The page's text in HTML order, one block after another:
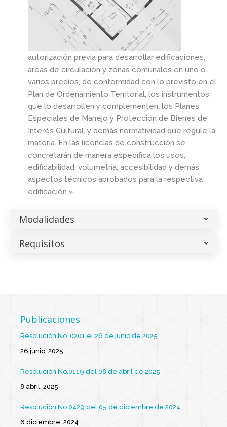
autorización previa para desarrollar edificaciones,
áreas de circulación y zonas comunales en uno o
varios predios, de conformidad con lo previsto en el
Plan de Ordenamiento Territorial, los instrumentos
que lo desarrollen y complementen, los Planes
Especiales de Manejo y Protección de Bienes de
Interés Cultural, y demás normatividad que regule la
materia. En las licencias de construcción se
concretarán de manera específica los usos,
edificabilidad, volumetría, accesibilidad y demás
aspectos técnicos aprobados para la respectiva
edificación.»
Modalidades
Requisitos
Publicaciones
Resolución No. 0201 el 26 de junio de 2025
26 junio, 2025
Resolución No.0119 del 08 de abril de 2025
8 abril, 2025
Resolución No.0429 del 05 de diciembre de 2024
6 diciembre, 2024